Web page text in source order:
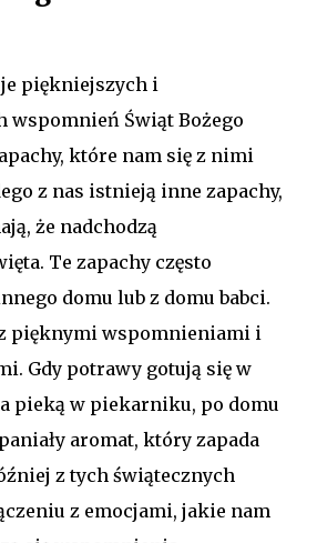
piękniejszych i
wspomnień Świąt Bożego
które nam się z nimi
z nas istnieją inne zapachy,
że nadchodzą
Te zapachy często
domu lub z domu babci.
z pięknymi wspomnieniami i
Gdy potrawy gotują się w
pieką w piekarniku, po domu
aromat, który zapada
z tych świątecznych
z emocjami, jakie nam